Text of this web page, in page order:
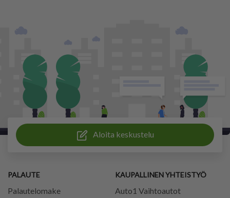
Aloita keskustelu
PALAUTE
Palautelomake
KAUPALLINEN YHTEISTYÖ
Auto1 Vaihtoautot